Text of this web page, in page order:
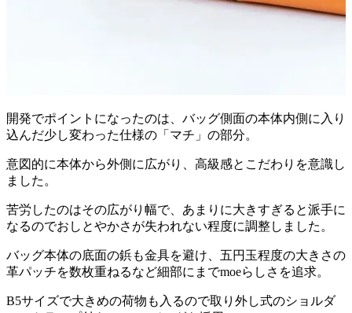
開発でポイントになったのは、バッグ側面の本体内側に入り
込んだ少し変わった仕様の「マチ」の部分。
意図的に本体から外側に広がり、高級感とこだわりを意識し
ました。
苦労したのはその広がり幅で、あまりに大きすぎると派手に
なるのでおしとやかさが失われない程度に調整しました。
バッグ本体の底面の鋲も金具を避け、五円玉程度の大きさの
革パッチを数枚重ねるなど細部にまでmoeらしさを追求。
B5サイズで大きめの荷物も入るので取り外し式のショルダ